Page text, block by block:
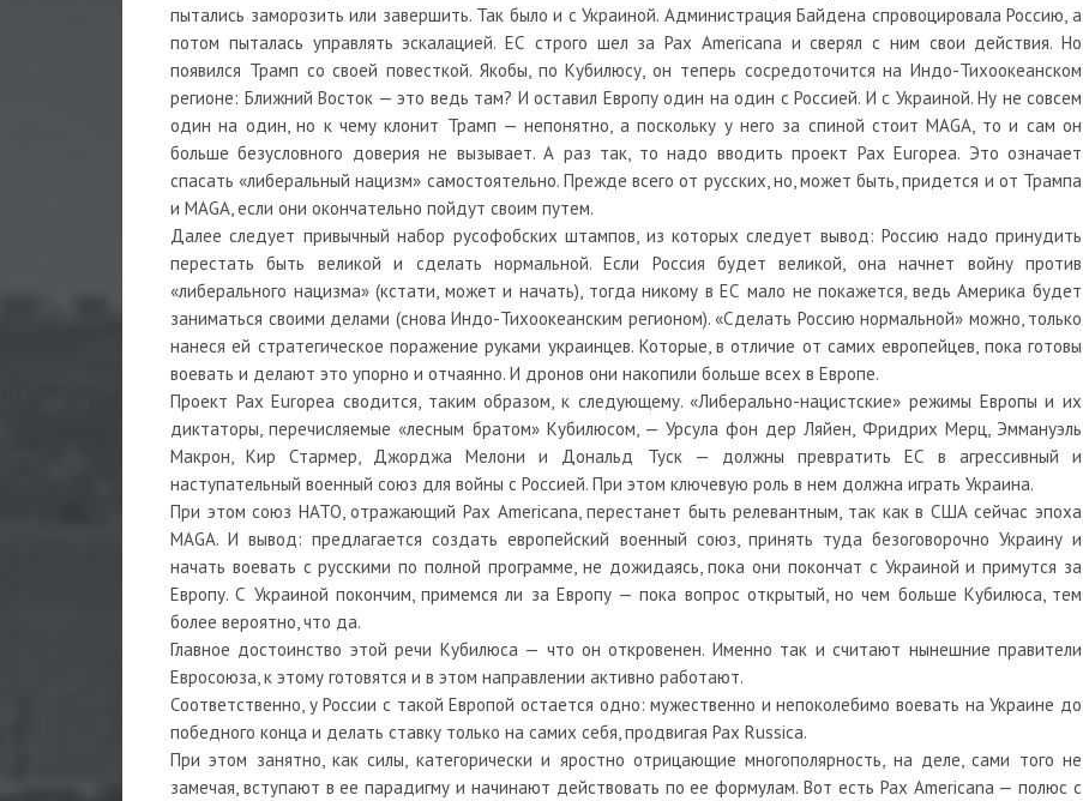
пытались заморозить или завершить. Так было и с Украиной. Администрация Байдена спровоцировала Россию, а
потом пыталась управлять эскалацией. ЕС строго шел за Pax Americana и сверял с ним свои действия. Но
появился Трамп со своей повесткой. Якобы, по Кубилюсу, он теперь сосредоточится на Индо-Тихоокеанском
регионе: Ближний Восток — это ведь там? И оставил Европу один на один с Россией. И с Украиной. Ну не совсем
один на один, но к чему клонит Трамп — непонятно, а поскольку у него за спиной стоит MAGA, то и сам он
больше безусловного доверия не вызывает. А раз так, то надо вводить проект Pax Europea. Это означает
спасать «либеральный нацизм» самостоятельно. Прежде всего от русских, но, может быть, придется и от Трампа
и MAGA, если они окончательно пойдут своим путем.
Далее следует привычный набор русофобских штампов, из которых следует вывод: Россию надо принудить
перестать быть великой и сделать нормальной. Если Россия будет великой, она начнет войну против
«либерального нацизма» (кстати, может и начать), тогда никому в ЕС мало не покажется, ведь Америка будет
заниматься своими делами (снова Индо-Тихоокеанским регионом). «Сделать Россию нормальной» можно, только
нанеся ей стратегическое поражение руками украинцев. Которые, в отличие от самих европейцев, пока готовы
воевать и делают это упорно и отчаянно. И дронов они накопили больше всех в Европе.
Проект Pax Europea сводится, таким образом, к следующему. «Либерально-нацистские» режимы Европы и их
диктаторы, перечисляемые «лесным братом» Кубилюсом, — Урсула фон дер Ляйен, Фридрих Мерц, Эммануэль
Макрон, Кир Стармер, Джорджа Мелони и Дональд Туск — должны превратить ЕС в агрессивный и
наступательный военный союз для войны с Россией. При этом ключевую роль в нем должна играть Украина.
При этом союз НАТО, отражающий Pax Americana, перестанет быть релевантным, так как в США сейчас эпоха
MAGA. И вывод: предлагается создать европейский военный союз, принять туда безоговорочно Украину и
начать воевать с русскими по полной программе, не дожидаясь, пока они покончат с Украиной и примутся за
Европу. С Украиной покончим, примемся ли за Европу — пока вопрос открытый, но чем больше Кубилюса, тем
более вероятно, что да.
Главное достоинство этой речи Кубилюса — что он откровенен. Именно так и считают нынешние правители
Евросоюза, к этому готовятся и в этом направлении активно работают.
Соответственно, у России с такой Европой остается одно: мужественно и непоколебимо воевать на Украине до
победного конца и делать ставку только на самих себя, продвигая Pax Russica.
При этом занятно, как силы, категорически и яростно отрицающие многополярность, на деле, сами того не
замечая, вступают в ее парадигму и начинают действовать по ее формулам. Вот есть Pax Americana — полюс с